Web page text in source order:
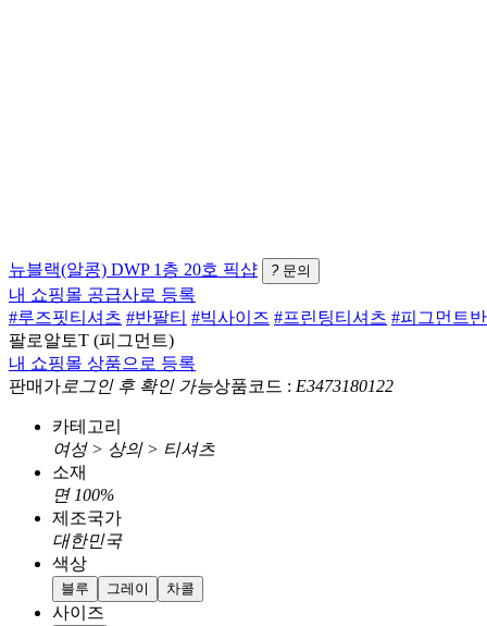
뉴블랙(알콩) DWP 1층 20호 픽샵 ? 문의
내 쇼핑몰 공급사로 등록
#루즈핏티셔츠 #반팔티 #빅사이즈 #프린팅티셔츠 #피그먼트
팔로알토T (피그먼트)
내 쇼핑몰 상품으로 등록
판매가 로그인 후 확인 가능상품코드 : E3473180122
카테고리
여성 > 상의 > 티셔츠
소재
면 100%
제조국가
대한민국
색상
블루 그레이 차콜
사이즈